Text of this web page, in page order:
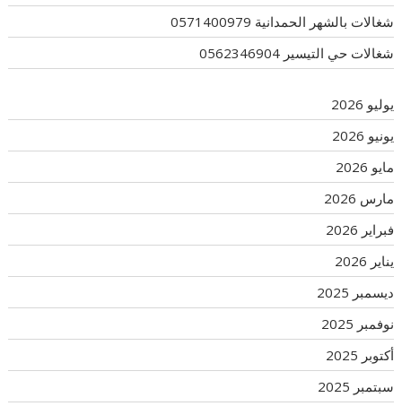
شغالات بالشهر الحمدانية 0571400979
شغالات حي التيسير 0562346904
يوليو 2026
يونيو 2026
مايو 2026
مارس 2026
فبراير 2026
يناير 2026
ديسمبر 2025
نوفمبر 2025
أكتوبر 2025
سبتمبر 2025